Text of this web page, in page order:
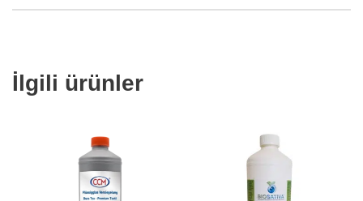
İlgili ürünler